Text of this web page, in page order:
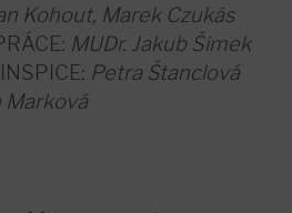
Kohout, Marek Czukás
MUDr. Jakub Šimek
Petra Štanclová
Marková